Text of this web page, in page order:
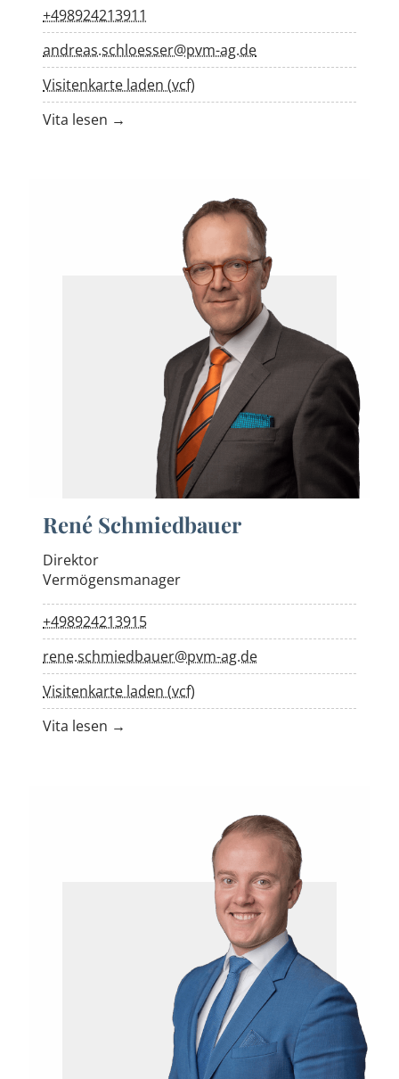
+498924213911
andreas.schloesser@pvm-ag.de
Visitenkarte laden (vcf)
Vita lesen →
René Schmiedbauer
Direktor
Vermögensmanager
+498924213915
rene.schmiedbauer@pvm-ag.de
Visitenkarte laden (vcf)
Vita lesen →